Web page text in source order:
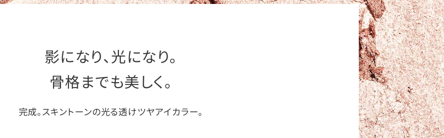
影になり、光になり。
骨格までも美しく。
完成。スキントーンの光る透けツヤアイカラー。